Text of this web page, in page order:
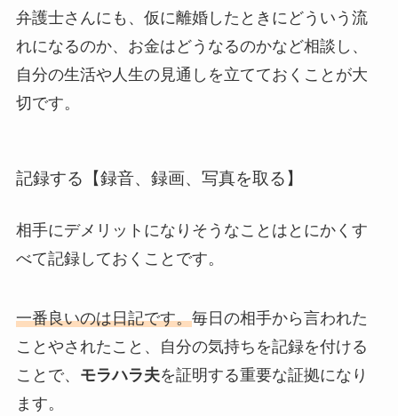
弁護士さんにも、仮に離婚したときにどういう流
れになるのか、お金はどうなるのかなど相談し、
自分の生活や人生の見通しを立てておくことが大
切です。
記録する【録音、録画、写真を取る】
相手にデメリットになりそうなことはとにかくす
べて記録しておくことです。
一番良いのは日記です。毎日の相手から言われた
ことやされたこと、自分の気持ちを記録を付ける
ことで、 モラハラ夫を証明する重要な証拠になり
ます。